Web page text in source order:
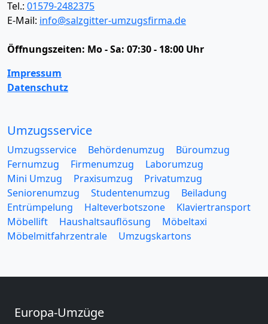
Tel.: 01579-2482375
E-Mail: info@salzgitter-umzugsfirma.de
Öffnungszeiten: Mo - Sa: 07:30 - 18:00 Uhr
Impressum
Datenschutz
Umzugsservice
Umzugsservice Behördenumzug
Büroumzug
Fernumzug
Firmenumzug
Laborumzug
Mini Umzug
Praxisumzug
Privatumzug
Seniorenumzug
Studentenumzug
Beiladung
Entrümpelung
Halteverbotszone
Klaviertransport
Möbellift
Haushaltsauflösung
Möbeltaxi
Möbelmitfahrzentrale
Umzugskartons
Europa-Umzüge